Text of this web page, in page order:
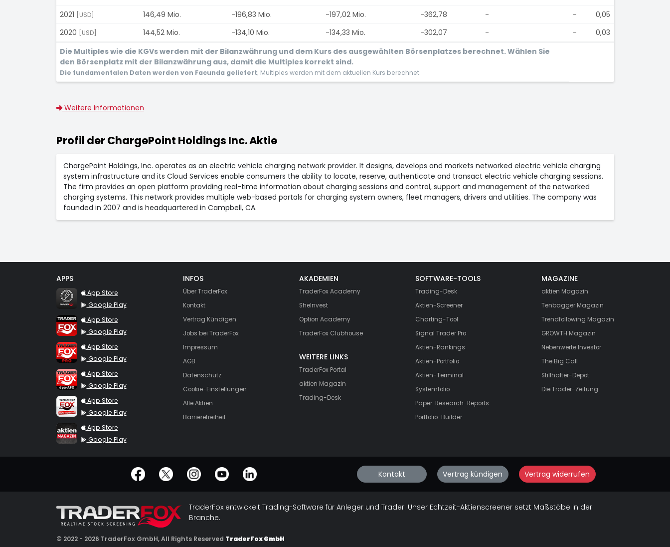
2021
[USD] 146,49 Mio. -196,83 Mio. -197,02 Mio. -362,78 - -
0,05
2020
[USD] 144,52 Mio. -134,10 Mio. -134,33 Mio. -302,07 - -
0,03
Die Multiples wie die KGVs werden mit der Bilanzwährung und dem Kurs des ausgewählten Börsenplatzes berechnet. Wählen Sie
den Börsenplatz mit der Bilanzwährung aus, damit die Multiples korrekt sind.
Die fundamentalen Daten werden von Facunda geliefert; Multiples werden mit dem aktuellen Kurs berechnet.
Weitere Informationen
Profil der ChargePoint Holdings Inc. Aktie
ChargePoint Holdings, Inc. operates as an electric vehicle charging network provider. It designs, develops and markets networked electric vehicle charging
system infrastructure and its Cloud Services enable consumers the ability to locate, reserve, authenticate and transact electric vehicle charging sessions.
The firm provides an open platform providing real-time information about charging sessions and control, support and management of the networked
charging systems. This network provides multiple web-based portals for charging system owners, fleet managers, drivers and utilities. The company was
founded in 2007 and is headquartered in Campbell, CA.
APPS
TraderFox Flash
App Store
Google Play
TraderFox App
App Store
Google Play
TraderFox Pro
App Store
Google Play
TraderFox dpa-AFX ProFeed
App Store
Google Play
TraderFox Live Trading
App Store
Google Play
TraderFox aktien Magazin
App Store
Google Play
INFOS
Über TraderFox
Kontakt
Vertrag Kündigen
Jobs bei TraderFox
Impressum
AGB
Datenschutz
Cookie-Einstellungen
Alle Aktien
Barrierefreiheit
AKADEMIEN
TraderFox Academy
SheInvest
Option Academy
TraderFox Clubhouse
WEITERE LINKS
TraderFox Portal
aktien Magazin
Trading-Desk
SOFTWARE-TOOLS
Trading-Desk
Aktien-Screener
Charting-Tool
Signal Trader Pro
Aktien-Rankings
Aktien-Portfolio
Aktien-Terminal
Systemfolio
Paper: Research-Reports
Portfolio-Builder
MAGAZINE
aktien Magazin
Tenbagger Magazin
Trendfollowing Magazin
GROWTH Magazin
Nebenwerte Investor
The Big Call
Stillhalter-Depot
Die Trader-Zeitung
offizielle Social Media-Accounts
Kontakt Vertrag kündigen Vertrag widerrufen
TraderFox entwickelt Trading-Software für Anleger und Trader. Unser Echtzeit-Aktienscreener setzt Maßstäbe in der
Branche.
© 2022 - 2026 TraderFox GmbH, All Rights Reserved TraderFox GmbH